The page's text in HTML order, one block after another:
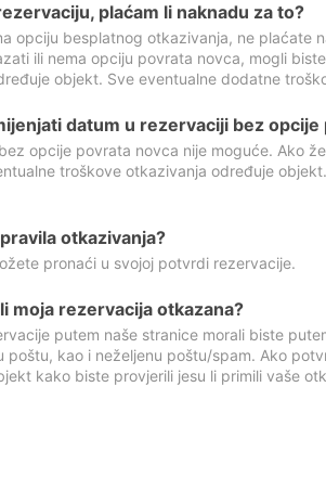
plaćam li naknadu za to?
opciju besplatnog otkazivanja, ne plaćate
ili nema opciju povrata novca, mogli
objekt. Sve eventualne dodatne
datum u rezervaciji bez opcije
opcije povrata novca nije moguće. Ako
troškove otkazivanja određuje
otkazivanja?
pronaći u svojoj potvrdi rezervacije.
moja rezervacija otkazana?
putem naše stranice morali biste
poštu, kao i neželjenu poštu/spam. Ako
kako biste provjerili jesu li primili vaše